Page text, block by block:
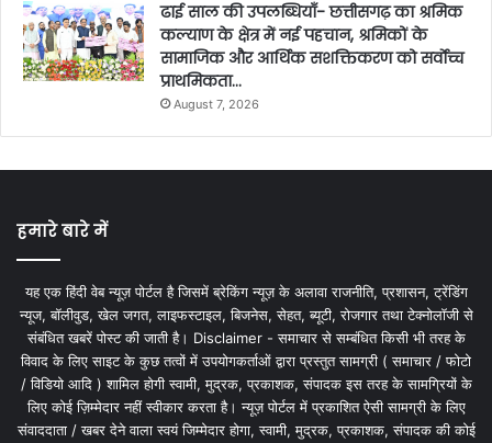
ढाई साल की उपलब्धियाँ- छत्तीसगढ़ का श्रमिक
कल्याण के क्षेत्र में नई पहचान, श्रमिकों के
सामाजिक और आर्थिक सशक्तिकरण को सर्वाेच्च
प्राथमिकता…
August 7, 2026
हमारे बारे में
यह एक हिंदी वेब न्यूज़ पोर्टल है जिसमें ब्रेकिंग न्यूज़ के अलावा राजनीति, प्रशासन, ट्रेंडिंग
न्यूज, बॉलीवुड, खेल जगत, लाइफस्टाइल, बिजनेस, सेहत, ब्यूटी, रोजगार तथा टेक्नोलॉजी से
संबंधित खबरें पोस्ट की जाती है। Disclaimer - समाचार से सम्बंधित किसी भी तरह के
विवाद के लिए साइट के कुछ तत्वों में उपयोगकर्ताओं द्वारा प्रस्तुत सामग्री ( समाचार / फोटो
/ विडियो आदि ) शामिल होगी स्वामी, मुद्रक, प्रकाशक, संपादक इस तरह के सामग्रियों के
लिए कोई ज़िम्मेदार नहीं स्वीकार करता है। न्यूज़ पोर्टल में प्रकाशित ऐसी सामग्री के लिए
संवाददाता / खबर देने वाला स्वयं जिम्मेदार होगा, स्वामी, मुद्रक, प्रकाशक, संपादक की कोई